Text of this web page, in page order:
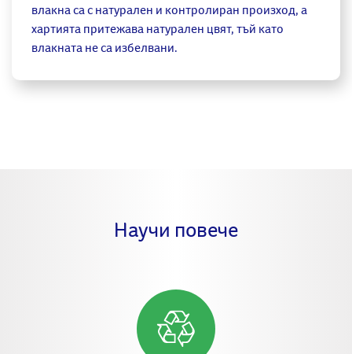
влакна са с натурален и контролиран произход, а
хартията притежава натурален цвят, тъй като
влакната не са избелвани.
Научи повече